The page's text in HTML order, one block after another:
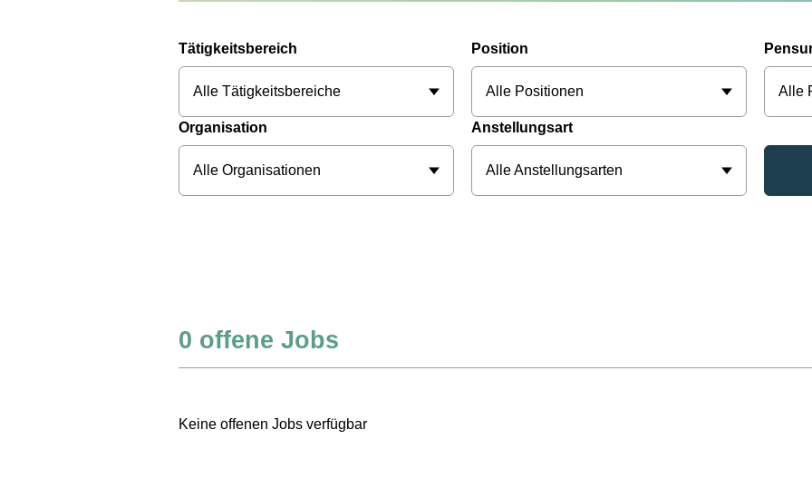
Tätigkeitsbereich
Alle Tätigkeitsbereiche
Position
Alle Positionen Alle
Organisation
Alle Organisationen
Anstellungsart
Alle Anstellungsarten
0 offene Jobs
Keine offenen Jobs verfügbar